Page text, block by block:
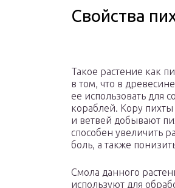
Свойства
Такое растение как
в том, что в
ее использовать для
кораблей. Кору пихты
и ветвей добывают
способен увеличить
боль, а также
Смола данного
используют для